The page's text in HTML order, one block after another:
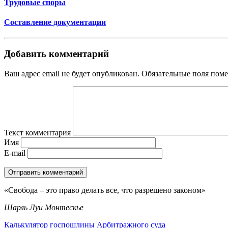
Трудовые споры
Составление документации
Добавить комментарий
Ваш адрес email не будет опубликован. Обязательные поля
Текст комментария
Имя
E-mail
«Свобода – это право делать все, что разрешено законом»
Шарль Луи Монтескье
Калькулятор госпошлины Арбитражного суда